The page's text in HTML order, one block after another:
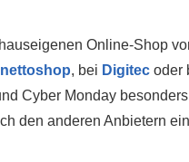
Online-Shop
nettoshop, bei Digitec oder
Cyber Monday
den anderen Anbietern